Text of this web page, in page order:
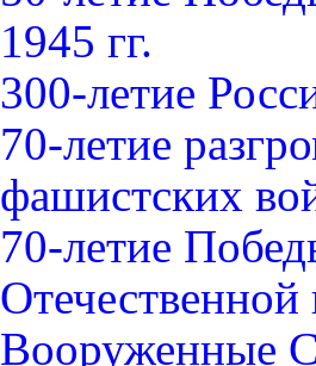
1945 гг.
300-летие
70-летие
фашистских
70-летие
Отечественной
Вооруженные